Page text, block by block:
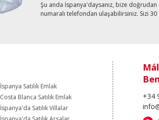
Şu anda İspanya'daysanız, bize doğrudan
numaralı telefondan ulaşabilirsiniz. Sizi
İspanya Satılık Emlak
Costa Blanca Satılık Emlak
İspanya'da Satılık Villalar
+34